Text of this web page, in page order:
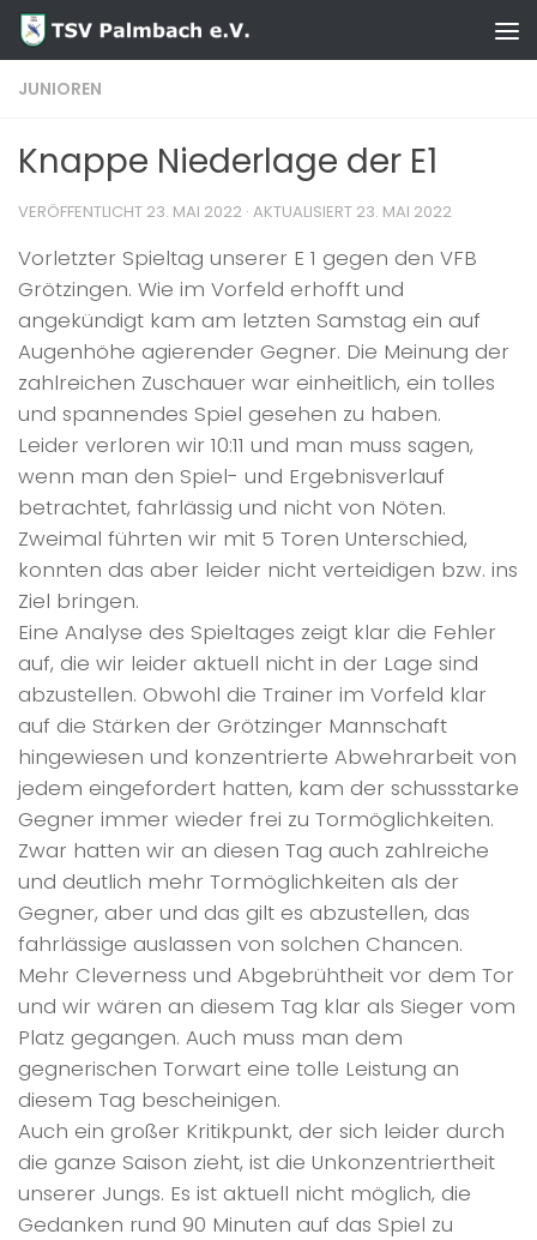
Zum Inhalt springen
JUNIOREN
Knappe Niederlage der E1
VERÖFFENTLICHT 23. MAI 2022 · AKTUALISIERT 23. MAI 2022
Vorletzter Spieltag unserer E 1 gegen den VFB
Grötzingen. Wie im Vorfeld erhofft und
angekündigt kam am letzten Samstag ein auf
Augenhöhe agierender Gegner. Die Meinung der
zahlreichen Zuschauer war einheitlich, ein tolles
und spannendes Spiel gesehen zu haben.
Leider verloren wir 10:11 und man muss sagen,
wenn man den Spiel- und Ergebnisverlauf
betrachtet, fahrlässig und nicht von Nöten.
Zweimal führten wir mit 5 Toren Unterschied,
konnten das aber leider nicht verteidigen bzw. ins
Ziel bringen.
Eine Analyse des Spieltages zeigt klar die Fehler
auf, die wir leider aktuell nicht in der Lage sind
abzustellen. Obwohl die Trainer im Vorfeld klar
auf die Stärken der Grötzinger Mannschaft
hingewiesen und konzentrierte Abwehrarbeit von
jedem eingefordert hatten, kam der schussstarke
Gegner immer wieder frei zu Tormöglichkeiten.
Zwar hatten wir an diesen Tag auch zahlreiche
und deutlich mehr Tormöglichkeiten als der
Gegner, aber und das gilt es abzustellen, das
fahrlässige auslassen von solchen Chancen.
Mehr Cleverness und Abgebrühtheit vor dem Tor
und wir wären an diesem Tag klar als Sieger vom
Platz gegangen. Auch muss man dem
gegnerischen Torwart eine tolle Leistung an
diesem Tag bescheinigen.
Auch ein großer Kritikpunkt, der sich leider durch
die ganze Saison zieht, ist die Unkonzentriertheit
unserer Jungs. Es ist aktuell nicht möglich, die
Gedanken rund 90 Minuten auf das Spiel zu